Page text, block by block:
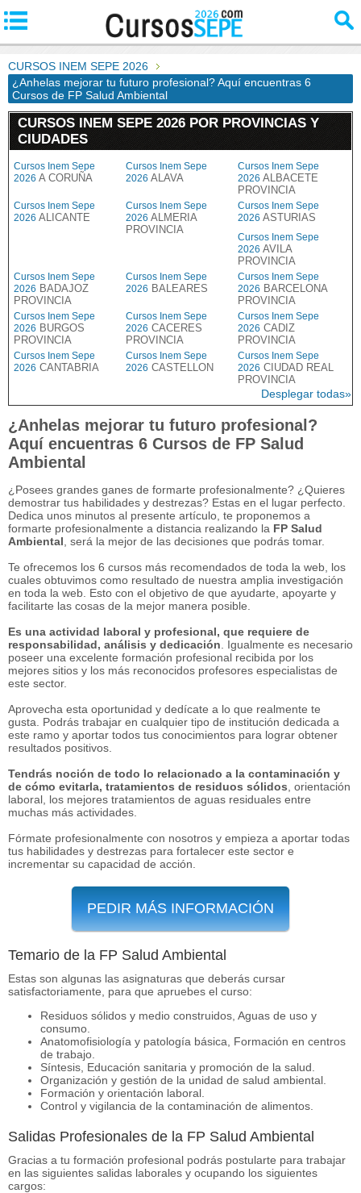
CURSOS INEM SEPE 2026
¿Anhelas mejorar tu futuro profesional? Aquí encuentras 6
Cursos de FP Salud Ambiental
CURSOS INEM SEPE 2026 POR PROVINCIAS Y
CIUDADES
Cursos Inem Sepe
2026 A CORUÑA
Cursos Inem Sepe
2026 ALAVA
Cursos Inem Sepe
2026 ALBACETE
PROVINCIA
Cursos Inem Sepe
2026 ALICANTE
Cursos Inem Sepe
2026 ALMERIA
PROVINCIA
Cursos Inem Sepe
2026 ASTURIAS
Cursos Inem Sepe
2026 AVILA
PROVINCIA
Cursos Inem Sepe
2026 BADAJOZ
PROVINCIA
Cursos Inem Sepe
2026 BALEARES
Cursos Inem Sepe
2026 BARCELONA
PROVINCIA
Cursos Inem Sepe
2026 BURGOS
PROVINCIA
Cursos Inem Sepe
2026 CACERES
PROVINCIA
Cursos Inem Sepe
2026 CADIZ
PROVINCIA
Cursos Inem Sepe
2026 CANTABRIA
Cursos Inem Sepe
2026 CASTELLON
Cursos Inem Sepe
2026 CIUDAD REAL
PROVINCIA
Desplegar todas»
¿Anhelas mejorar tu futuro profesional?
Aquí encuentras 6 Cursos de FP Salud
Ambiental
¿Posees grandes ganes de formarte profesionalmente? ¿Quieres
demostrar tus habilidades y destrezas? Estas en el lugar perfecto.
Dedica unos minutos al presente artículo, te proponemos a
formarte profesionalmente a distancia realizando la FP Salud
Ambiental , será la mejor de las decisiones que podrás tomar.
Te ofrecemos los 6 cursos más recomendados de toda la web, los
cuales obtuvimos como resultado de nuestra amplia investigación
en toda la web. Esto con el objetivo de que ayudarte, apoyarte y
facilitarte las cosas de la mejor manera posible.
Es una actividad laboral y profesional, que requiere de
responsabilidad, análisis y dedicación . Igualmente es necesario
poseer una excelente formación profesional recibida por los
mejores sitios y los más reconocidos profesores especialistas de
este sector.
Aprovecha esta oportunidad y dedícate a lo que realmente te
gusta. Podrás trabajar en cualquier tipo de institución dedicada a
este ramo y aportar todos tus conocimientos para lograr obtener
resultados positivos.
Tendrás noción de todo lo relacionado a la contaminación y
de cómo evitarla, tratamientos de residuos sólidos , orientación
laboral, los mejores tratamientos de aguas residuales entre
muchas más actividades.
Fórmate profesionalmente con nosotros y empieza a aportar todas
tus habilidades y destrezas para fortalecer este sector e
incrementar su capacidad de acción.
PEDIR MÁS INFORMACIÓN
Temario de la FP Salud Ambiental
Estas son algunas las asignaturas que deberás cursar
satisfactoriamente, para que apruebes el curso:
Residuos sólidos y medio construidos, Aguas de uso y
consumo.
Anatomofisiología y patología básica, Formación en centros
de trabajo.
Síntesis, Educación sanitaria y promoción de la salud.
Organización y gestión de la unidad de salud ambiental.
Formación y orientación laboral.
Control y vigilancia de la contaminación de alimentos.
Salidas Profesionales de la FP Salud Ambiental
Gracias a tu formación profesional podrás postularte para trabajar
en las siguientes salidas laborales y ocupando los siguientes
cargos: